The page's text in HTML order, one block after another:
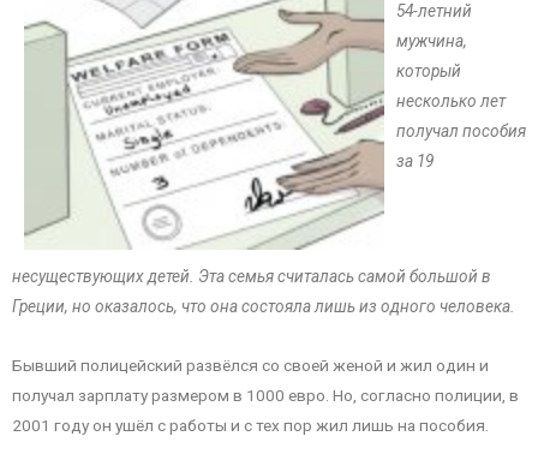
54-летний
мужчина,
который
несколько лет
получал пособия
за 19
несуществующих детей. Эта семья считалась самой большой в
Греции, но оказалось, что она состояла лишь из одного человека.
Бывший полицейский развёлся со своей женой и жил один и
получал зарплату размером в 1000 евро. Но, согласно полиции, в
2001 году он ушёл с работы и с тех пор жил лишь на пособия.